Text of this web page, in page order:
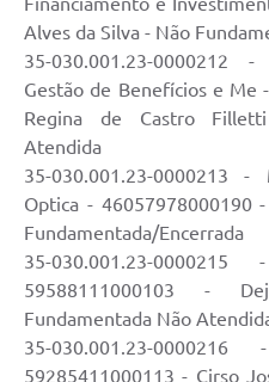
Alves da Silva - Não
35-030.001.23-0000212
Gestão de Benefícios e Me
Regina de Castro
Atendida
35-030.001.23-0000213
Optica - 46057978000190
Fundamentada/Encerrada
35-030.001.23-
59588111000103 -
Fundamentada Não
35-030.001.23-
59285411000113 - Cirso